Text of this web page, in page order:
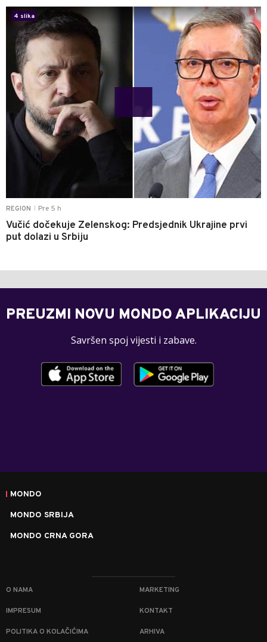
REGION Pre 5 h
Vučić dočekuje Zelenskog: Predsjednik Ukrajine prvi
put dolazi u Srbiju
4 slika
1
PREUZMI NOVU MONDO APLIKACIJU
Savršen spoj vijesti i zabave.
MONDO
MONDO SRBIJA
MONDO CRNA GORA
O NAMA MARKETING
IMPRESUM KONTAKT
POLITIKA O KOLAČIĆIMA ARHIVA